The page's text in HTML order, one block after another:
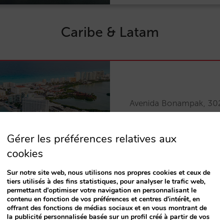
Caribe & Latam
Avenida Bonampak,
+52 998 266 7773
Gérer les préférences relatives aux
cookies
Sur notre site web, nous utilisons nos propres cookies et ceux de
tiers utilisés à des fins statistiques, pour analyser le trafic web,
permettant d'optimiser votre navigation en personnalisant le
contenu en fonction de vos préférences et centres d'intérêt, en
offrant des fonctions de médias sociaux et en vous montrant de
la publicité personnalisée basée sur un profil créé à partir de vos